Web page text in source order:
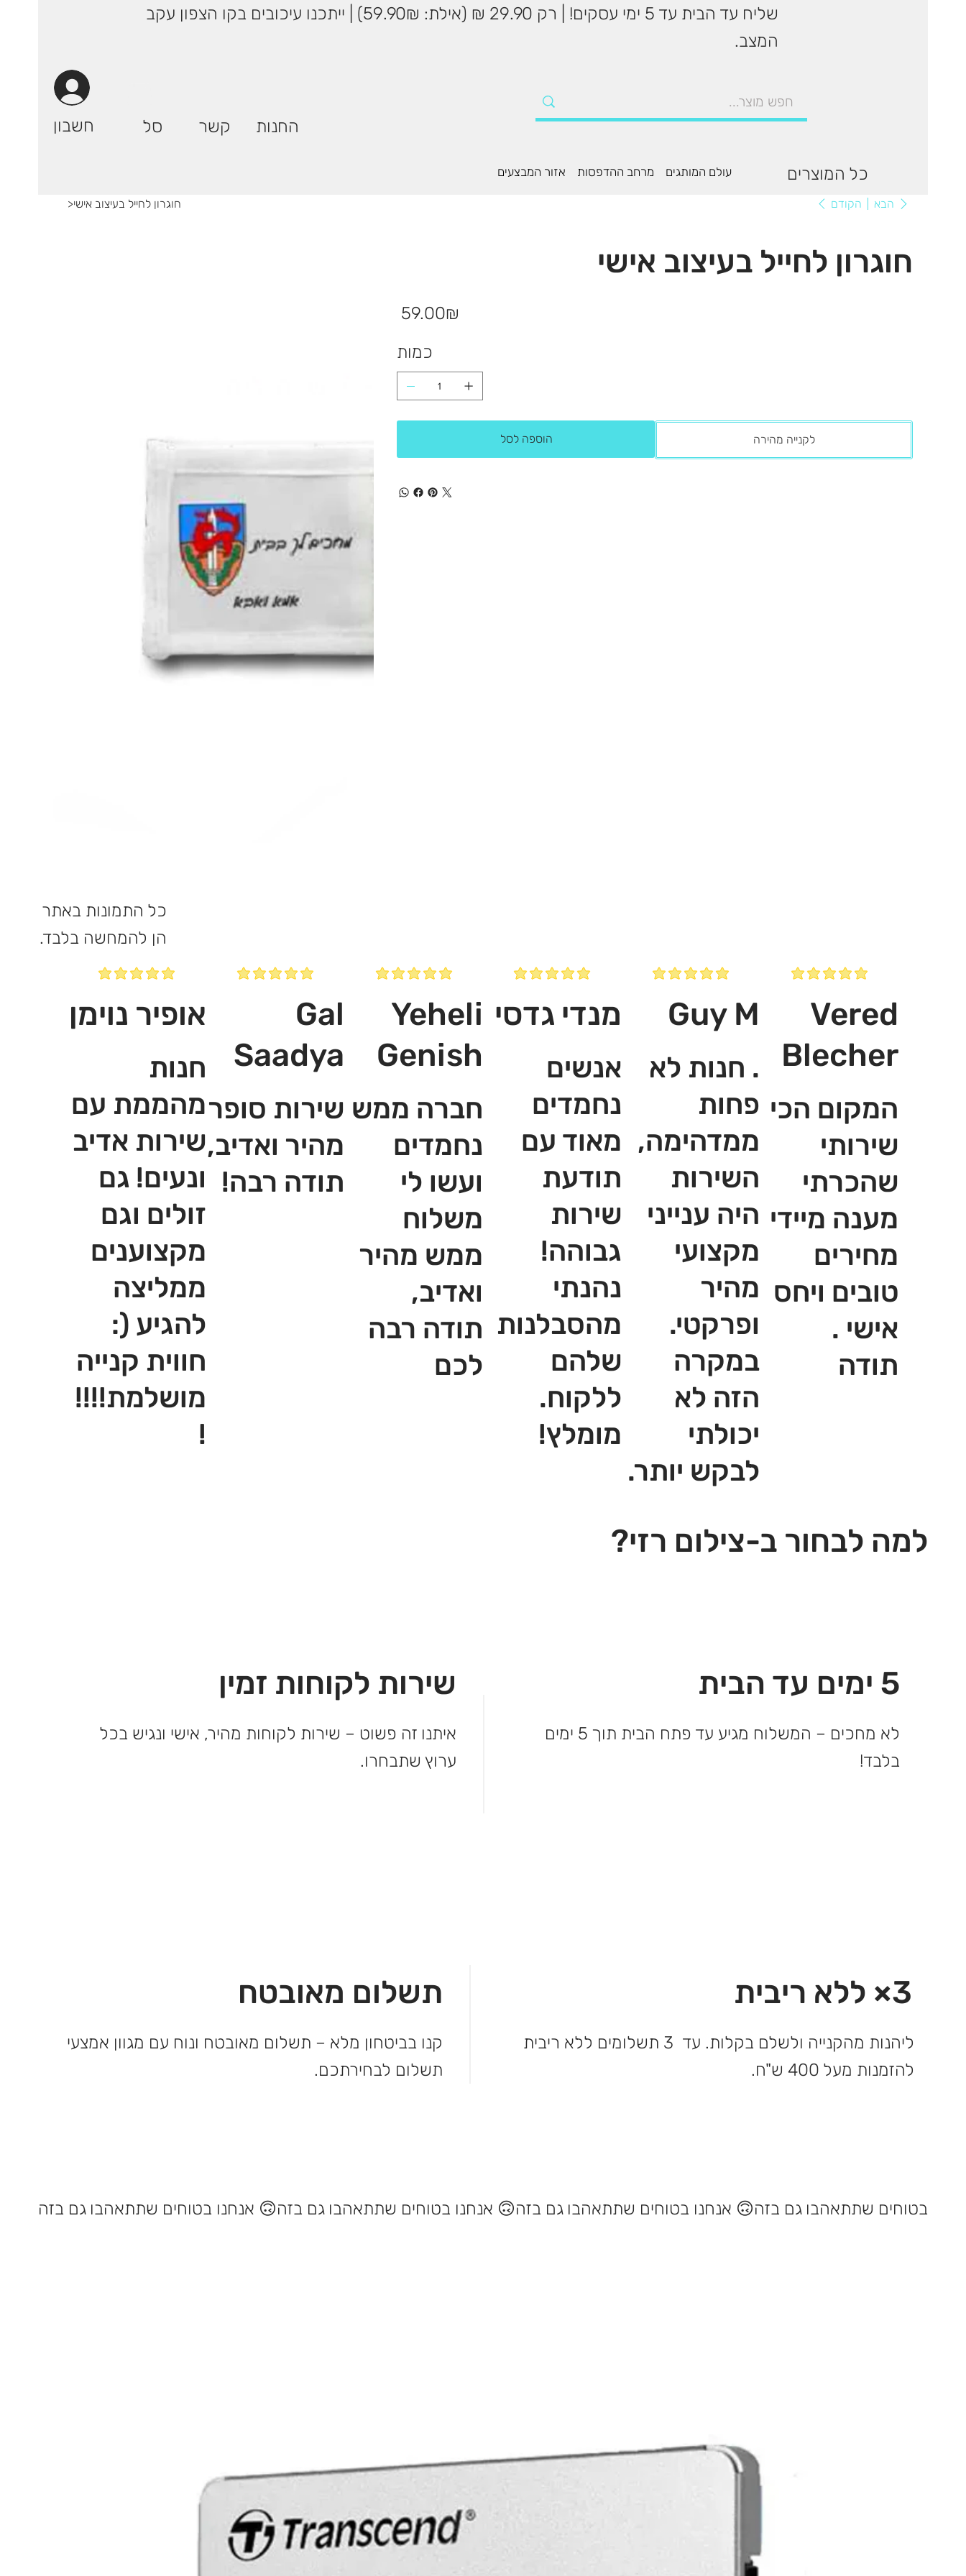
שליח עד הבית עד 5 ימי עסקים! | רק 29.90 ₪ (אילת: 59.90₪) | ייתכנו עיכובים בקו הצפון עקב
המצב.
חשבון סל קשר החנות
עולם המותגים מרחב ההדפסות אזור המבצעים כל המוצרים
>חוגרון לחייל בעיצוב אישי הקודם הבא
חוגרון לחייל בעיצוב אישי
‏59.00 ‏₪
כמות
הוספה לסל לקנייה מהירה
כל התמונות באתר
הן להמחשה בלבד.
אופיר נוימן
חנות
מהממת עם
שירות אדיב
ונעים! גם
זולים וגם
מקצוענים
ממליצה
להגיע (:
חווית קנייה
מושלמת!!!!
!‎
Gal
Saadya
שירות סופר
מהיר ואדיב,
תודה רבה!
Yeheli
Genish
חברה ממש
נחמדים
ועשו לי
משלוח
ממש מהיר
ואדיב,
תודה רבה
לכם
מנדי גדסי
אנשים
נחמדים
מאוד עם
תודעת
שירות
גבוהה!
נהנתי
מהסבלנות
שלהם
ללקוח.
מומלץ!
Guy M
. חנות לא
פחות
ממדהימה,
השירות
היה ענייני
מקצועי
מהיר
ופרקטי.
במקרה
הזה לא
יכולתי
לבקש יותר.
Vered
Blecher
המקום הכי
שירותי
שהכרתי
מענה מיידי
מחירים
טובים ויחס
אישי .
תודה
למה לבחור ב-צילום רזי?
שירות לקוחות זמין
איתנו זה פשוט – שירות לקוחות מהיר, אישי ונגיש בכל
ערוץ שתבחרו.
5 ימים עד הבית
לא מחכים – המשלוח מגיע עד פתח הבית תוך 5 ימים
בלבד!
תשלום מאובטח
קנו בביטחון מלא – תשלום מאובטח ונוח עם מגוון אמצעי
תשלום לבחירתכם.
3× ללא ריבית
ליהנות מהקנייה ולשלם בקלות. עד 3 תשלומים ללא ריבית
להזמנות מעל 400 ש"ח.
אנחנו בטוחים שתתאהבו גם בזה 🙃